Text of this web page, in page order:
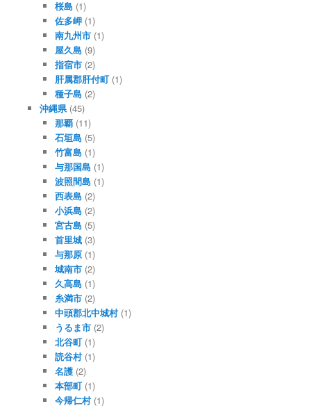
桜島 (1)
佐多岬 (1)
南九州市 (1)
屋久島 (9)
指宿市 (2)
肝属郡肝付町 (1)
種子島 (2)
沖縄県(45)
那覇 (11)
石垣島 (5)
竹富島 (1)
与那国島 (1)
波照間島 (1)
西表島 (2)
小浜島 (2)
宮古島 (5)
首里城 (3)
与那原 (1)
城南市 (2)
久高島 (1)
糸満市 (2)
中頭郡北中城村(1)
うるま市 (2)
北谷町 (1)
読谷村(1)
名護 (2)
本部町 (1)
今帰仁村(1)